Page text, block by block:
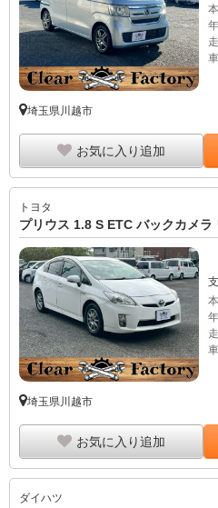
埼玉県川越市
お気に入り追加
トヨタ
プリウス 1.8 S ETC バックカメ
埼玉県川越市
お気に入り追加
ダイハツ